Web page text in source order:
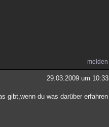
melden
29.03.2009 um 10:33
gibt,wenn du was darüber erfahren